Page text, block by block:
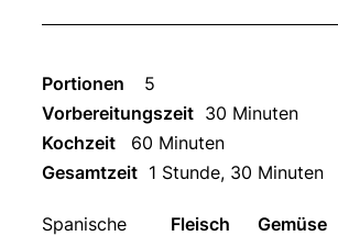
Portionen
5
Vorbereitungszeit 30 Minuten
Kochzeit
60 Minuten
Gesamtzeit 1 Stunde, 30 Minuten
Spanische Fleisch Gemüse